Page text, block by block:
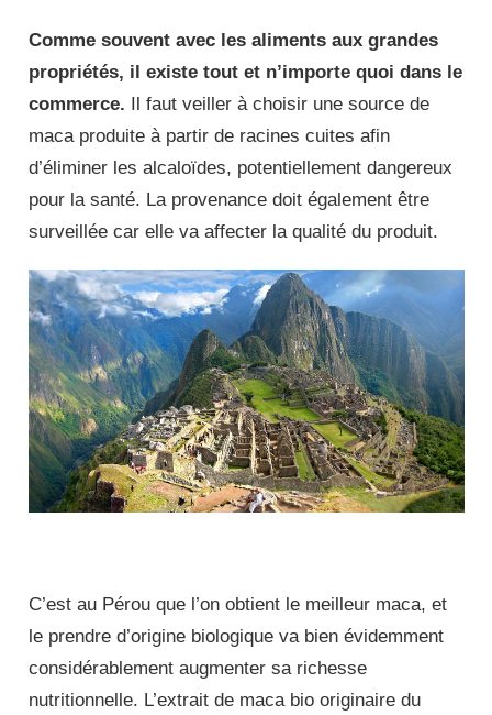
Comme souvent avec les aliments aux grandes
propriétés, il existe tout et n’importe quoi dans le
commerce. Il faut veiller à choisir une source de
maca produite à partir de racines cuites afin
d’éliminer les alcaloïdes, potentiellement dangereux
pour la santé. La provenance doit également être
surveillée car elle va affecter la qualité du produit.
C’est au Pérou que l’on obtient le meilleur maca, et
le prendre d’origine biologique va bien évidemment
considérablement augmenter sa richesse
nutritionnelle. L’extrait de maca bio originaire du